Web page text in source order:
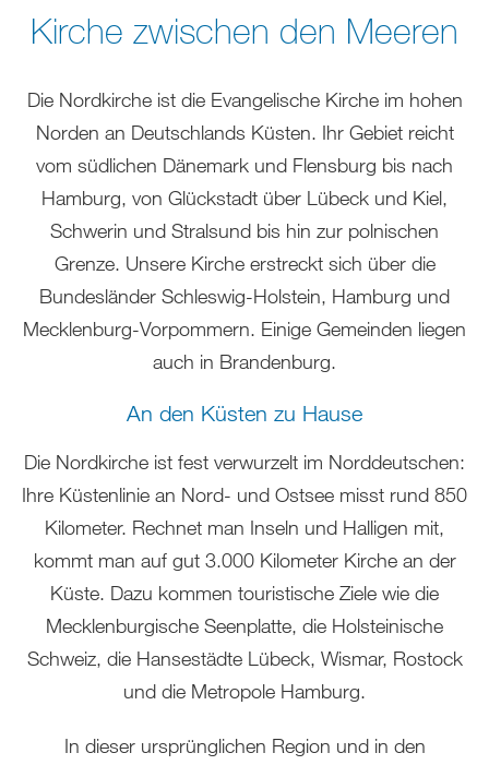
sich
hier:Kirche zwischen den Meeren
Die Nordkirche ist die Evangelische Kirche im hohen
Norden an Deutschlands Küsten. Ihr Gebiet reicht
vom südlichen Dänemark und Flensburg bis nach
Hamburg, von Glückstadt über Lübeck und Kiel,
Schwerin und Stralsund bis hin zur polnischen
Grenze. Unsere Kirche erstreckt sich über die
Bundesländer Schleswig-Holstein, Hamburg und
Mecklenburg-Vorpommern. Einige Gemeinden liegen
auch in Brandenburg.
An den Küsten zu Hause
Die Nordkirche ist fest verwurzelt im Norddeutschen:
Ihre Küstenlinie an Nord- und Ostsee misst rund 850
Kilometer. Rechnet man Inseln und Halligen mit,
kommt man auf gut 3.000 Kilometer Kirche an der
Küste. Dazu kommen touristische Ziele wie die
Mecklenburgische Seenplatte, die Holsteinische
Schweiz, die Hansestädte Lübeck, Wismar, Rostock
und die Metropole Hamburg.
In dieser ursprünglichen Region und in den